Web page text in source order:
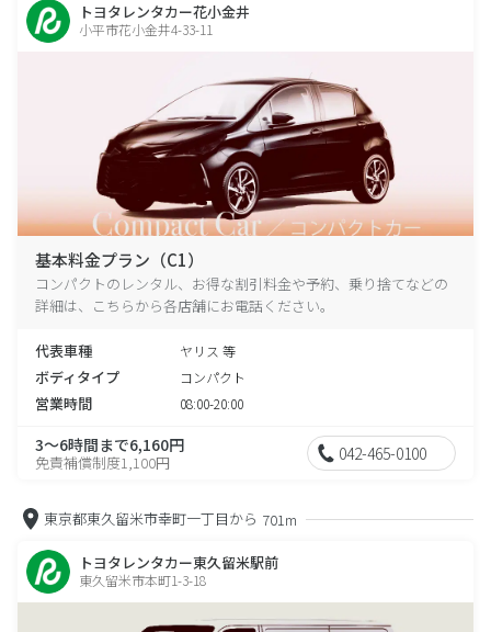
トヨタレンタカー花小金井
小平市花小金井4-33-11
基本料金プラン（C1）
コンパクトのレンタル、お得な割引料金や予約、乗り捨てなどの
詳細は、こちらから各店舗にお電話ください。
代表車種 ヤリス 等
ボディタイプ コンパクト
営業時間 08:00-20:00
3～6時間まで6,160円
免責補償制度1,100円 042-465-0100
東京都東久留米市幸町一丁目から 701m
トヨタレンタカー東久留米駅前
東久留米市本町1-3-18